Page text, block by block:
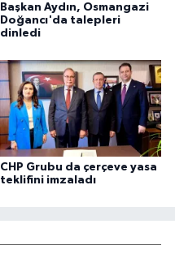
Başkan Aydın, Osmangazi
Doğancı'da talepleri
dinledi
CHP Grubu da çerçeve yasa
teklifini imzaladı